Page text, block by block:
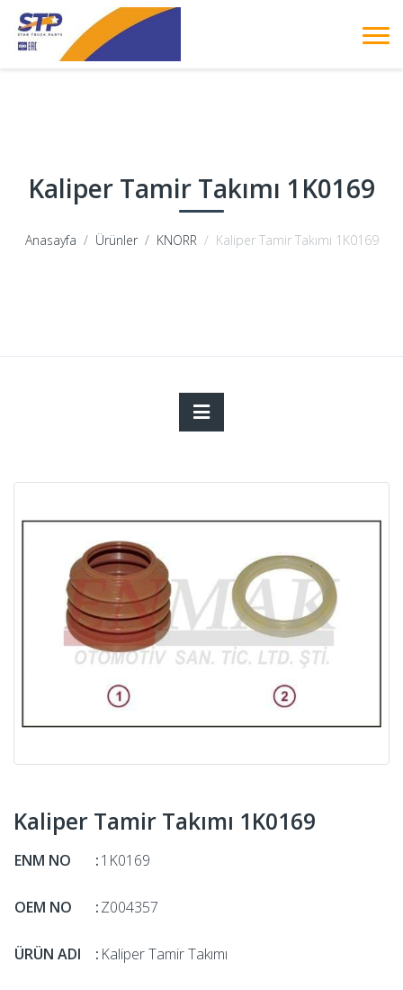
Kaliper Tamir Takımı 1K0169
Anasayfa Ürünler KNORR Kaliper Tamir Takımı 1K0169
Kaliper Tamir Takımı 1K0169
ENM NO :1K0169
OEM NO :Z004357
ÜRÜN ADI : Kaliper Tamir Takımı